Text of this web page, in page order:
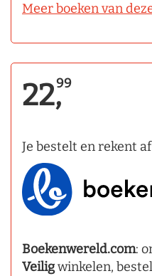
Meer boeken van
22,99
Je bestelt en rekent
Boekenwereld.com:
Veiligwinkelen,